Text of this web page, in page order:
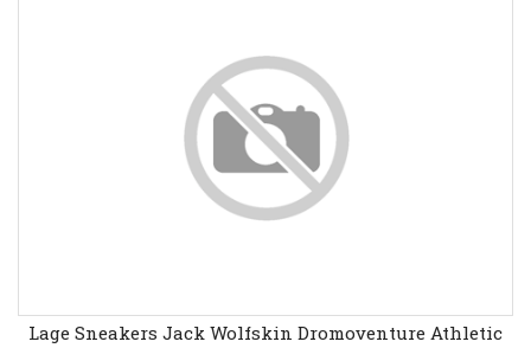
Lage Sneakers Jack Wolfskin Dromoventure Athletic